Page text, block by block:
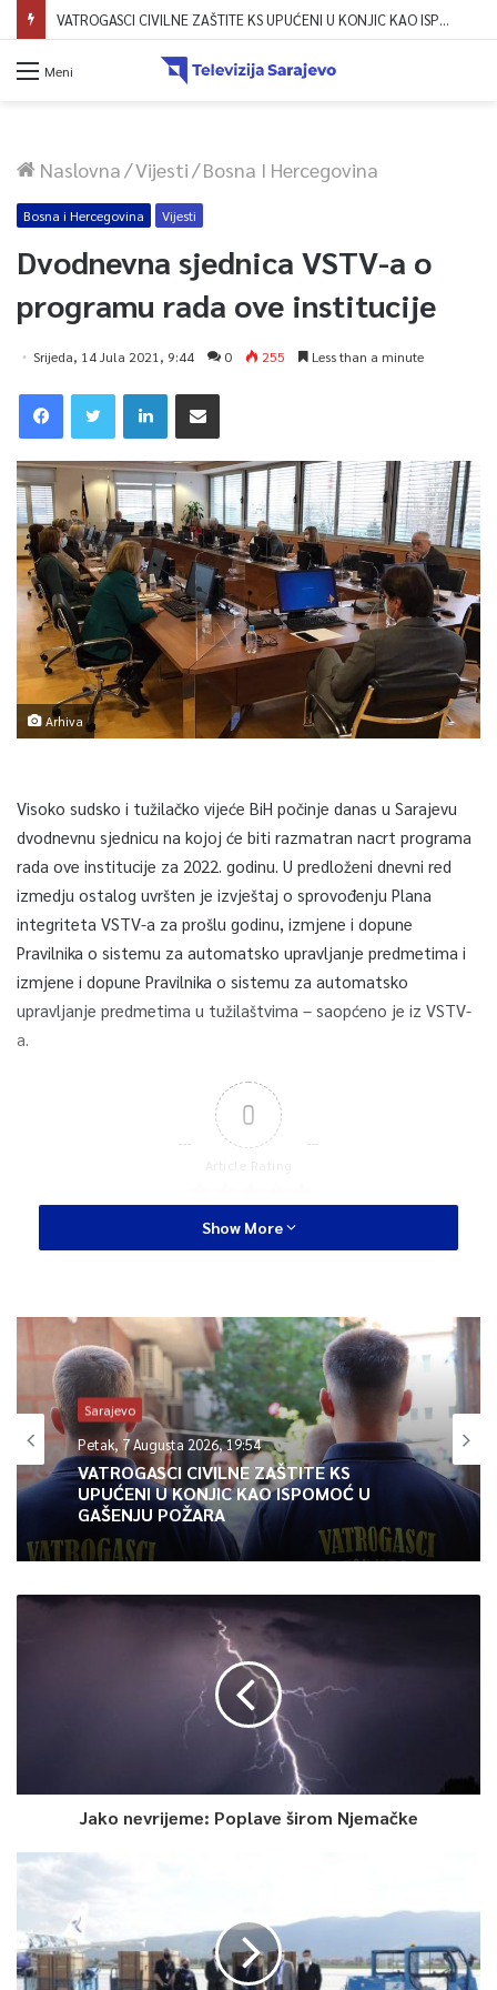
VATROGASCI CIVILNE ZAŠTITE KS UPUĆENI U KONJIC KAO ISPOMOĆ U GAŠENJU POŽARA
Meni
Naslovna/Vijesti/Bosna I Hercegovina
Bosna i Hercegovina Vijesti
Dvodnevna sjednica VSTV-a o
programu rada ove institucije
Srijeda, 14 Jula 2021, 9:44 0 255 Less than a minute
Arhiva
Visoko sudsko i tužilačko vijeće BiH počinje danas u Sarajevu
dvodnevnu sjednicu na kojoj će biti razmatran nacrt programa
rada ove institucije za 2022. godinu. U predloženi dnevni red
izmedju ostalog uvršten je izvještaj o sprovođenju Plana
integriteta VSTV-a za prošlu godinu, izmjene i dopune
Pravilnika o sistemu za automatsko upravljanje predmetima i
izmjene i dopune Pravilnika o sistemu za automatsko
upravljanje predmetima u tužilaštvima – saopćeno je iz VSTV-
a.
0
Article Rating
Show More
Sarajevo
Petak, 7 Augusta 2026, 19:54
VATROGASCI CIVILNE ZAŠTITE KS
UPUĆENI U KONJIC KAO ISPOMOĆ U
GAŠENJU POŽARA
Jako nevrijeme: Poplave širom Njemačke